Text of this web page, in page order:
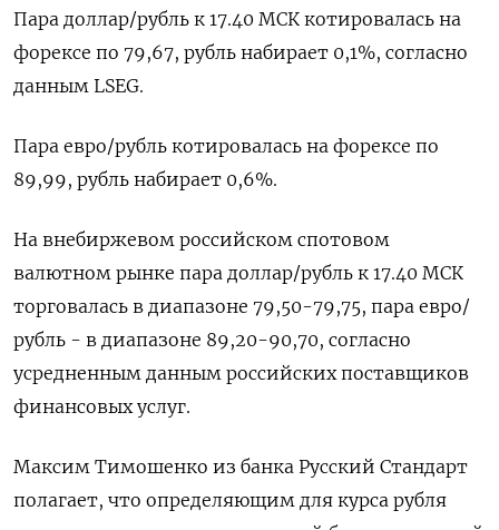
Пара доллар/рубль к 17.40 МСК котировалась на
форексе по 79,67, рубль набирает 0,1%, согласно
данным LSEG.
Пара евро/рубль котировалась на форексе по
89,99, рубль набирает 0,6%.
На внебиржевом российском спотовом
валютном рынке пара доллар/рубль к 17.40 МСК
торговалась в диапазоне 79,50-79,75, пара евро/
рубль - в диапазоне 89,20-90,70, согласно
усредненным данным российских поставщиков
финансовых услуг.
Максим Тимошенко из банка Русский Стандарт
полагает, что определяющим для курса рубля